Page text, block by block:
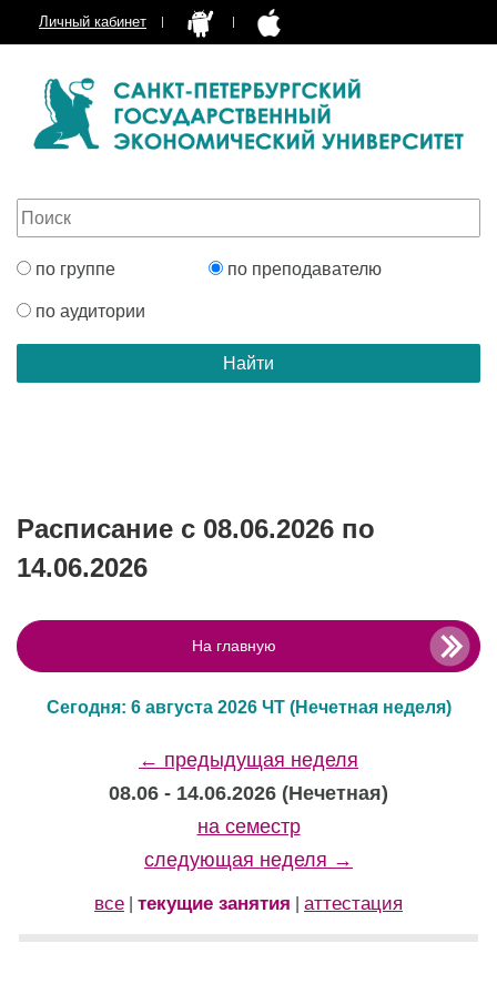
Личный кабинет
по группе по преподавателю
по аудитории
Расписание с 08.06.2026 по
14.06.2026
На главную
Сегодня: 6 августа 2026 ЧТ (Нечетная неделя)
← предыдущая неделя
08.06 - 14.06.2026 (Нечетная)
на семестр
следующая неделя →
все текущие занятия аттестация